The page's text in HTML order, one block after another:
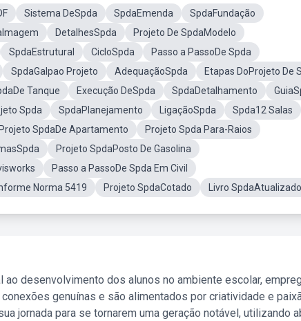
Sistema DeSpda SpdaEmenda
SpdaFundação
DetalhesSpda
Projeto De SpdaModelo
SpdaEstrutural CicloSpda
Passo a PassoDe Spda
SpdaGalpao Projeto AdequaçãoSpda
Etapas DoProjeto De
Tanque Execução DeSpda SpdaDetalhamento
Spda SpdaPlanejamento LigaçãoSpda
Spda12 Salas
Projeto SpdaDe Apartamento
Projeto Spda Para-Raios
Projeto SpdaPosto De Gasolina
Passo a PassoDe Spda Em Civil
Norma 5419 Projeto SpdaCotado Livro SpdaAtualizado
ao desenvolvimento dos alunos no ambiente escolar,
genuínas e são alimentados por criatividade e
jornada para se tornarem uma geração notável, utilizando